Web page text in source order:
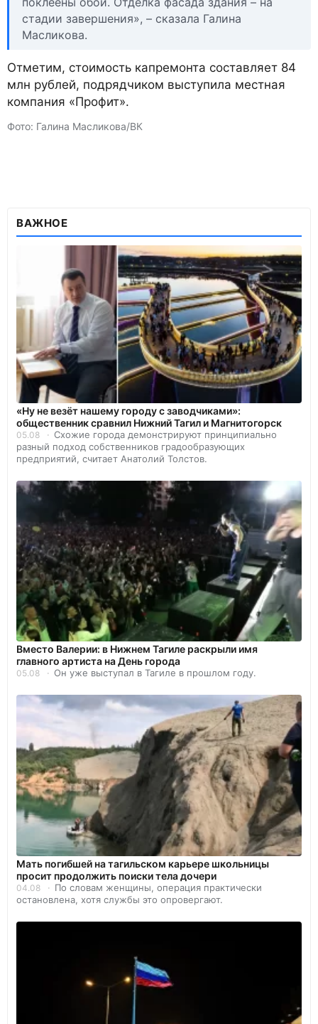
стадии завершения», – сказала Галина
Масликова.
Отметим, стоимость капремонта составляет 84
млн рублей, подрядчиком выступила местная
компания «Профит».
Фото: Галина Масликова/ВК
ВАЖНОЕ
«Ну не везёт нашему городу с заводчиками»:
общественник сравнил Нижний Тагил и Магнитогорск
05.08
Схожие города демонстрируют принципиально
разный подход собственников градообразующих
предприятий, считает Анатолий Толстов.
Вместо Валерии: в Нижнем Тагиле раскрыли имя
главного артиста на День города
05.08 Он уже выступал в Тагиле в прошлом году.
Мать погибшей на тагильском карьере школьницы
просит продолжить поиски тела дочери
04.08
По словам женщины, операция практически
остановлена, хотя службы это опровергают.